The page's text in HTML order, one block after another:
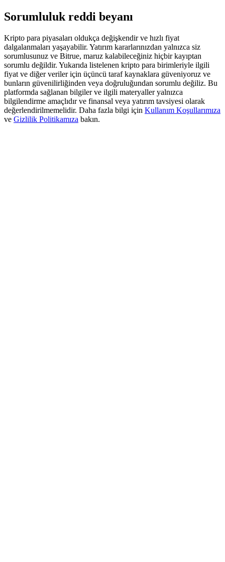
Register & Trade to Win 500,000 USDT
Precious Metals Trading Carnival
Trade Gold & Silver · 33,333 USDT Bonus
Sorumluluk reddi beyanı
Kripto para piyasaları oldukça değişkendir ve hızlı fiyat
dalgalanmaları yaşayabilir. Yatırım kararlarınızdan yalnızca siz
sorumlusunuz ve Bitrue, maruz kalabileceğiniz hiçbir kayıptan
sorumlu değildir. Yukarıda listelenen kripto para birimleriyle ilgili
fiyat ve diğer veriler için üçüncü taraf kaynaklara güveniyoruz ve
bunların güvenilirliğinden veya doğruluğundan sorumlu değiliz. Bu
platformda sağlanan bilgiler ve ilgili materyaller yalnızca
bilgilendirme amaçlıdır ve finansal veya yatırım tavsiyesi olarak
değerlendirilmemelidir. Daha fazla bilgi için Kullanım Koşullarımıza
ve Gizlilik Politikamıza bakın.